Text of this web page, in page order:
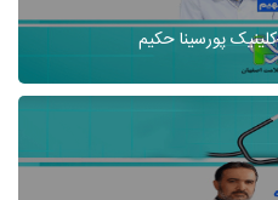
پورسینا حکیم